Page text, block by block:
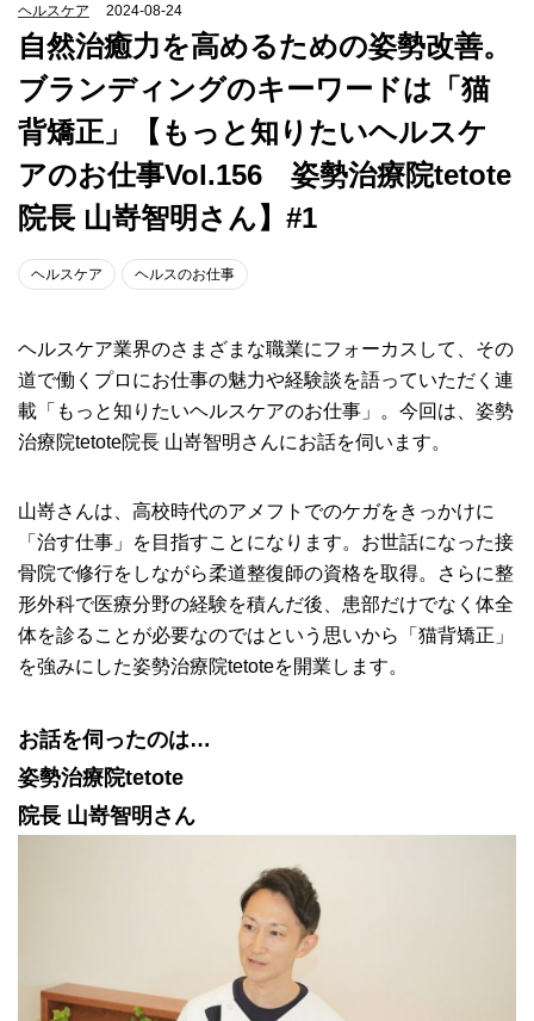
ヘルスケア 2024-08-24
自然治癒力を高めるための姿勢改善。
ブランディングのキーワードは「猫
背矯正」【もっと知りたいヘルスケ
アのお仕事Vol.156 姿勢治療院tetote
院長 山嵜智明さん】#1
ヘルスケア ヘルスのお仕事
ヘルスケア業界のさまざまな職業にフォーカスして、その
道で働くプロにお仕事の魅力や経験談を語っていただく連
載「もっと知りたいヘルスケアのお仕事」。今回は、姿勢
治療院tetote院長 山嵜智明さんにお話を伺います。
山嵜さんは、高校時代のアメフトでのケガをきっかけに
「治す仕事」を目指すことになります。お世話になった接
骨院で修行をしながら柔道整復師の資格を取得。さらに整
形外科で医療分野の経験を積んだ後、患部だけでなく体全
体を診ることが必要なのではという思いから「猫背矯正」
を強みにした姿勢治療院tetoteを開業します。
お話を伺ったのは…
姿勢治療院tetote
院長 山嵜智明さん